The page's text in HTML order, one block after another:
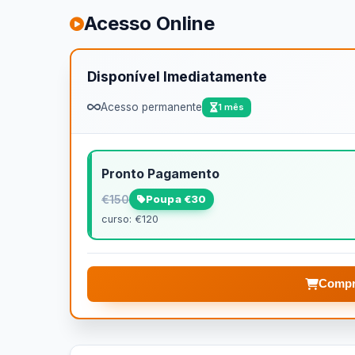
Acesso Online
Disponível Imediatamente
Acesso permanente 1 mês
Pronto Pagamento
€150 Poupa €30
curso: €120